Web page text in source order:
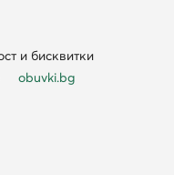
и бисквитки
obuvki.bg